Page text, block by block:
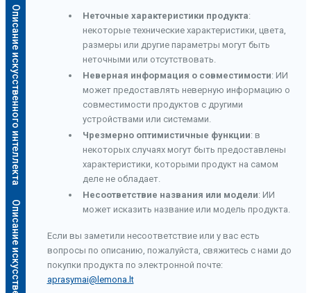
Описание искусственного интеллекта
а
Неточные характеристики продукта:
некоторые технические характеристики, цвета,
размеры или другие параметры могут быть
неточными или отсутствовать.
Неверная информация о совместимости: ИИ
может предоставлять неверную информацию о
совместимости продуктов с другими
устройствами или системами.
Чрезмерно оптимистичные функции: в
некоторых случаях могут быть предоставлены
характеристики, которыми продукт на самом
деле не обладает.
Несоответствие названия или модели: ИИ
может исказить название или модель продукта.
Если вы заметили несоответствие или у вас есть
вопросы по описанию, пожалуйста, свяжитесь с нами до
покупки продукта по электронной почте:
aprasymai@lemona.lt